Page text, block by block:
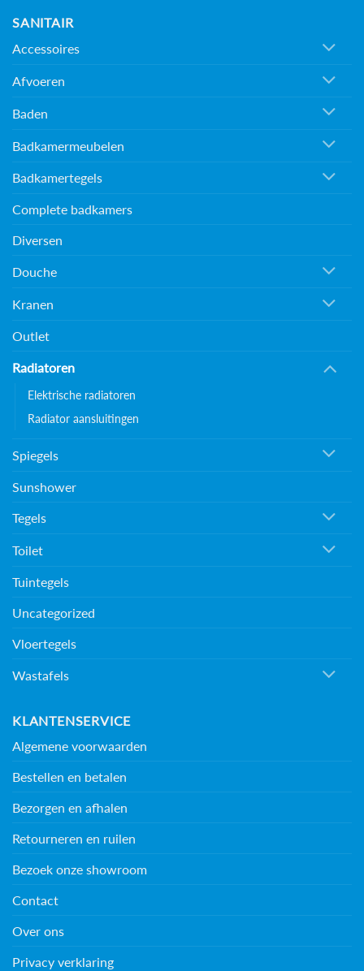
SANITAIR
Accessoires
Afvoeren
Baden
Badkamermeubelen
Badkamertegels
Complete badkamers
Diversen
Douche
Kranen
Outlet
Radiatoren
Elektrische radiatoren
Radiator aansluitingen
Spiegels
Sunshower
Tegels
Toilet
Tuintegels
Uncategorized
Vloertegels
Wastafels
KLANTENSERVICE
Algemene voorwaarden
Bestellen en betalen
Bezorgen en afhalen
Retourneren en ruilen
Bezoek onze showroom
Contact
Over ons
Privacy verklaring